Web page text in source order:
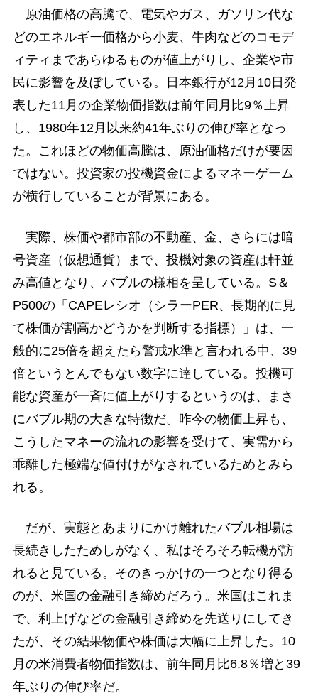
原油価格の高騰で、電気やガス、ガソリン代な
どのエネルギー価格から小麦、牛肉などのコモデ
ィティまであらゆるものが値上がりし、企業や市
民に影響を及ぼしている。日本銀行が12月10日発
表した11月の企業物価指数は前年同月比9％上昇
し、1980年12月以来約41年ぶりの伸び率となっ
た。これほどの物価高騰は、原油価格だけが要因
ではない。投資家の投機資金によるマネーゲーム
が横行していることが背景にある。
実際、株価や都市部の不動産、金、さらには暗
号資産（仮想通貨）まで、投機対象の資産は軒並
み高値となり、バブルの様相を呈している。S＆
P500の「CAPEレシオ（シラーPER、長期的に見
て株価が割高かどうかを判断する指標）」は、一
般的に25倍を超えたら警戒水準と言われる中、39
倍というとんでもない数字に達している。投機可
能な資産が一斉に値上がりするというのは、まさ
にバブル期の大きな特徴だ。昨今の物価上昇も、
こうしたマネーの流れの影響を受けて、実需から
乖離した極端な値付けがなされているためとみら
れる。
だが、実態とあまりにかけ離れたバブル相場は
長続きしたためしがなく、私はそろそろ転機が訪
れると見ている。そのきっかけの一つとなり得る
のが、米国の金融引き締めだろう。米国はこれま
で、利上げなどの金融引き締めを先送りにしてき
たが、その結果物価や株価は大幅に上昇した。10
月の米消費者物価指数は、前年同月比6.8％増と39
年ぶりの伸び率だ。